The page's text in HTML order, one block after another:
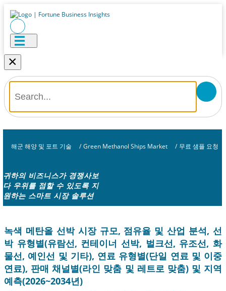
×
해군 해양 및 포트 기술 / Green Methanol Ships Market / 무료 샘플 요청
귀하의 비즈니스가 경쟁사보
다 우위를 점할 수 있도록 지
원하는 스마트 시장 솔루션
녹색 메탄올 선박 시장 규모, 점유율 및 산업 분석, 선
박 유형별(유람선, 컨테이너 선박, 벌크선, 유조선, 화
물선, 예인선 및 기타), 연료 유형별(단일 연료 및 이중
연료), 판매 채널별(라인 맞춤 및 레트로 맞춤) 및 지역
예측(2026~2034년)